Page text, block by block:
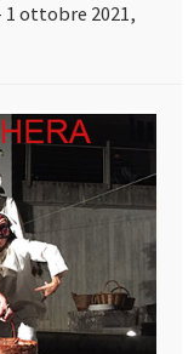
1 ottobre 2021,